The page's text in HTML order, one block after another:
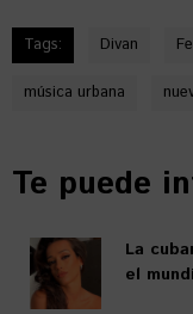
Tags: Divan
música urbana
Te puede
La
el